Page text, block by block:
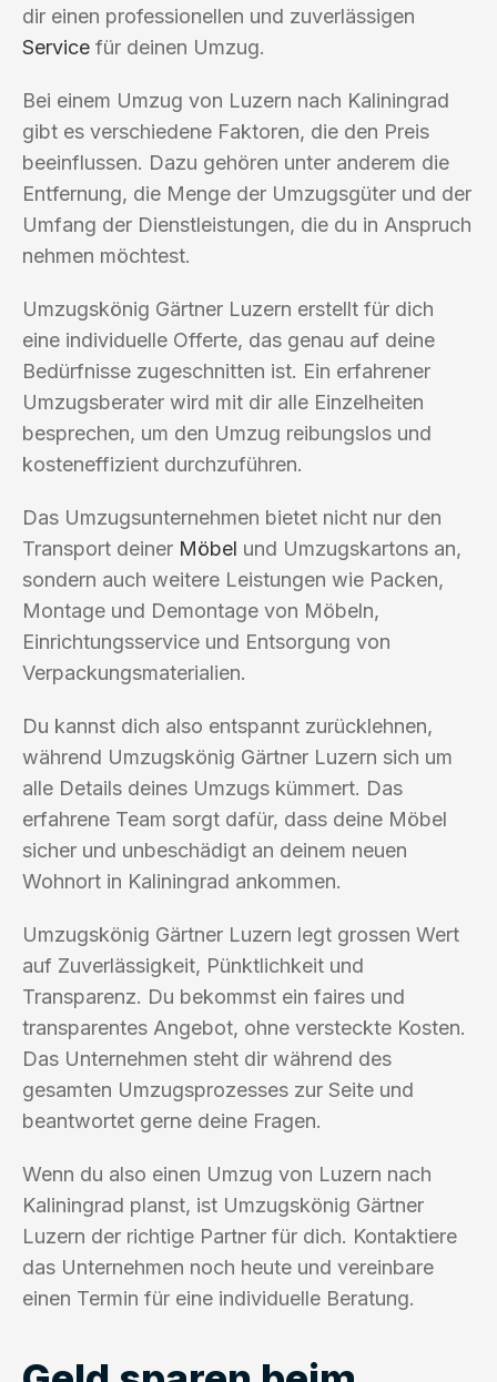
dir einen professionellen und zuverlässigen
Service für deinen Umzug.
Bei einem Umzug von Luzern nach Kaliningrad
gibt es verschiedene Faktoren, die den Preis
beeinflussen. Dazu gehören unter anderem die
Entfernung, die Menge der Umzugsgüter und der
Umfang der Dienstleistungen, die du in Anspruch
nehmen möchtest.
Umzugskönig Gärtner Luzern erstellt für dich
eine individuelle Offerte, das genau auf deine
Bedürfnisse zugeschnitten ist. Ein erfahrener
Umzugsberater wird mit dir alle Einzelheiten
besprechen, um den Umzug reibungslos und
kosteneffizient durchzuführen.
Das Umzugsunternehmen bietet nicht nur den
Transport deiner Möbel und Umzugskartons an,
sondern auch weitere Leistungen wie Packen,
Montage und Demontage von Möbeln,
Einrichtungsservice und Entsorgung von
Verpackungsmaterialien.
Du kannst dich also entspannt zurücklehnen,
während Umzugskönig Gärtner Luzern sich um
alle Details deines Umzugs kümmert. Das
erfahrene Team sorgt dafür, dass deine Möbel
sicher und unbeschädigt an deinem neuen
Wohnort in Kaliningrad ankommen.
Umzugskönig Gärtner Luzern legt grossen Wert
auf Zuverlässigkeit, Pünktlichkeit und
Transparenz. Du bekommst ein faires und
transparentes Angebot, ohne versteckte Kosten.
Das Unternehmen steht dir während des
gesamten Umzugsprozesses zur Seite und
beantwortet gerne deine Fragen.
Wenn du also einen Umzug von Luzern nach
Kaliningrad planst, ist Umzugskönig Gärtner
Luzern der richtige Partner für dich. Kontaktiere
das Unternehmen noch heute und vereinbare
einen Termin für eine individuelle Beratung.